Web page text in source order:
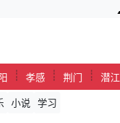
┊ 孝感 ┊ 荆门 ┊ 潜江
小说 学习